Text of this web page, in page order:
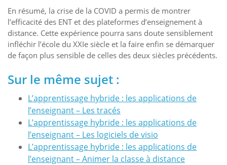
En résumé, la crise de la COVID a permis de montrer
l’efficacité des ENT et des plateformes d’enseignement à
distance. Cette expérience pourra sans doute sensiblement
infléchir l’école du XXIe siècle et la faire enfin se démarquer
de façon plus sensible de celles des deux siècles précédents.
Sur le même sujet :
L’apprentissage hybride : les applications de
l’enseignant – Les tracés
L’apprentissage hybride : les applications de
l’enseignant – Les logiciels de visio
L’apprentissage hybride : les applications de
l’enseignant – Animer la classe à distance